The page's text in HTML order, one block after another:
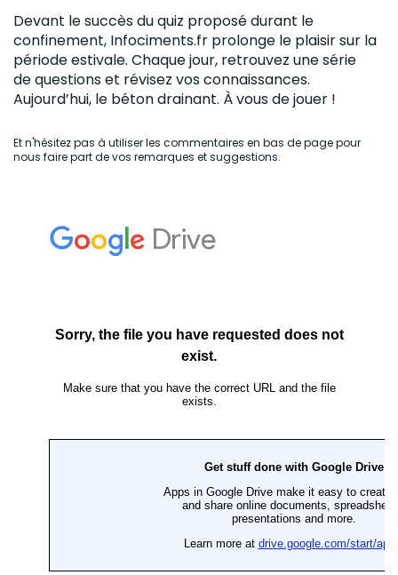
Devant le succès du quiz proposé durant le
confinement, Infociments.fr prolonge le plaisir sur la
période estivale. Chaque jour, retrouvez une série
de questions et révisez vos connaissances.
Aujourd’hui, le bétondrainant. À vous de jouer !
Et n'hésitez pas à utiliser les commentaires en bas de page pour
nous faire part de vos remarques et suggestions.